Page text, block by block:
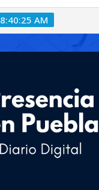
8:40:28 AM